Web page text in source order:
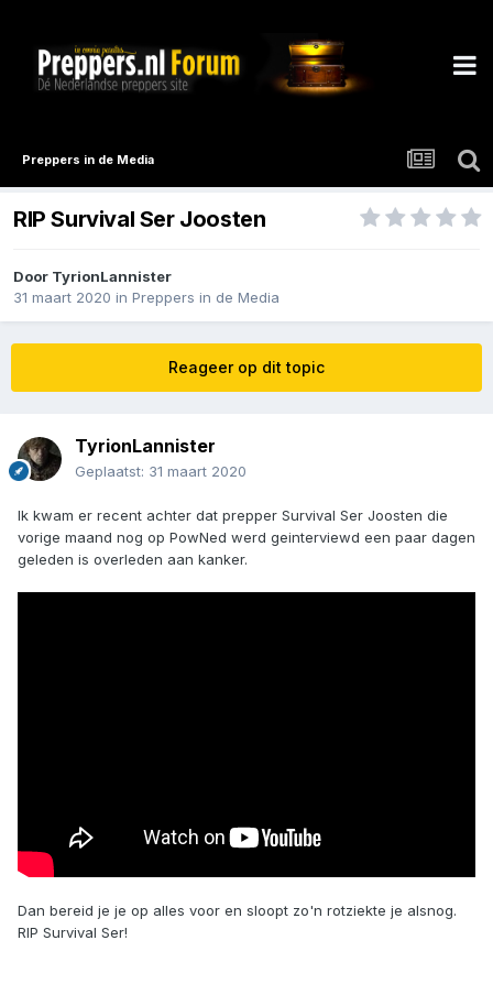
Preppers in de Media
RIP Survival Ser Joosten
Door TyrionLannister
31 maart 2020 in Preppers in de Media
Reageer op dit topic
TyrionLannister
Geplaatst: 31 maart 2020
Ik kwam er recent achter dat prepper Survival Ser Joosten die
vorige maand nog op PowNed werd geinterviewd een paar dagen
geleden is overleden aan kanker.
Dan bereid je je op alles voor en sloopt zo'n rotziekte je alsnog.
RIP Survival Ser!